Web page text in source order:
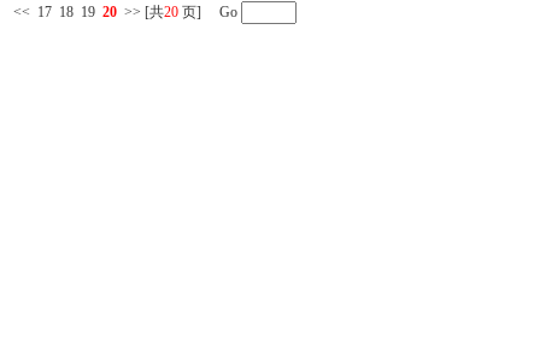
<< 17 18 19 20 >> [共20 页] Go